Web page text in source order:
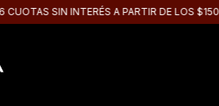
SIN INTERÉS A PARTIR DE LOS